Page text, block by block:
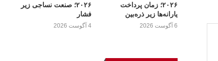
۲۰۲۶؛ زمان پرداخت
یارانه‌ها زیر ذره‌بین
6 آگوست 2026
۲۰۲۶؛ صنعت نساجی زیر
فشار
4 آگوست 2026